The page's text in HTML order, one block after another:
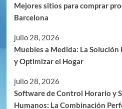
Mejores sitios para comprar
Barcelona
julio 28, 2026
Muebles a Medida: La
y Optimizar el Hogar
julio 28, 2026
Software de Control Horario y
Humanos: La Combinación